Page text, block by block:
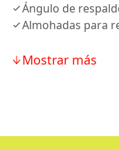
Ángulo de
Almohadas para
Mostrar más